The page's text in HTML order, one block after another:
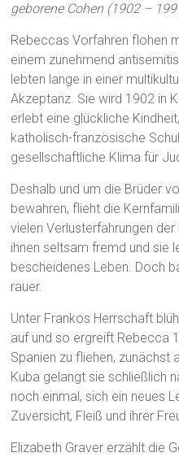
geborene Cohen (1902 –
Rebeccas Vorfahren flohen
einem zunehmend
lebten lange in einer
Akzeptanz. Sie wird 1902 in
erlebt eine glückliche
katholisch-französische
gesellschaftliche Klima für
Deshalb und um die Brüder
bewahren, flieht die
vielen Verlusterfahrungen
ihnen seltsam fremd und sie
bescheidenes Leben. Doch
rauer.
Unter Frankos Herrschaft
auf und so ergreift Rebecca
Spanien zu fliehen, zunächst
Kuba gelangt sie schließlich
noch einmal, sich ein neues
Zuversicht, Fleiß und ihrer
Elizabeth Graver erzählt die